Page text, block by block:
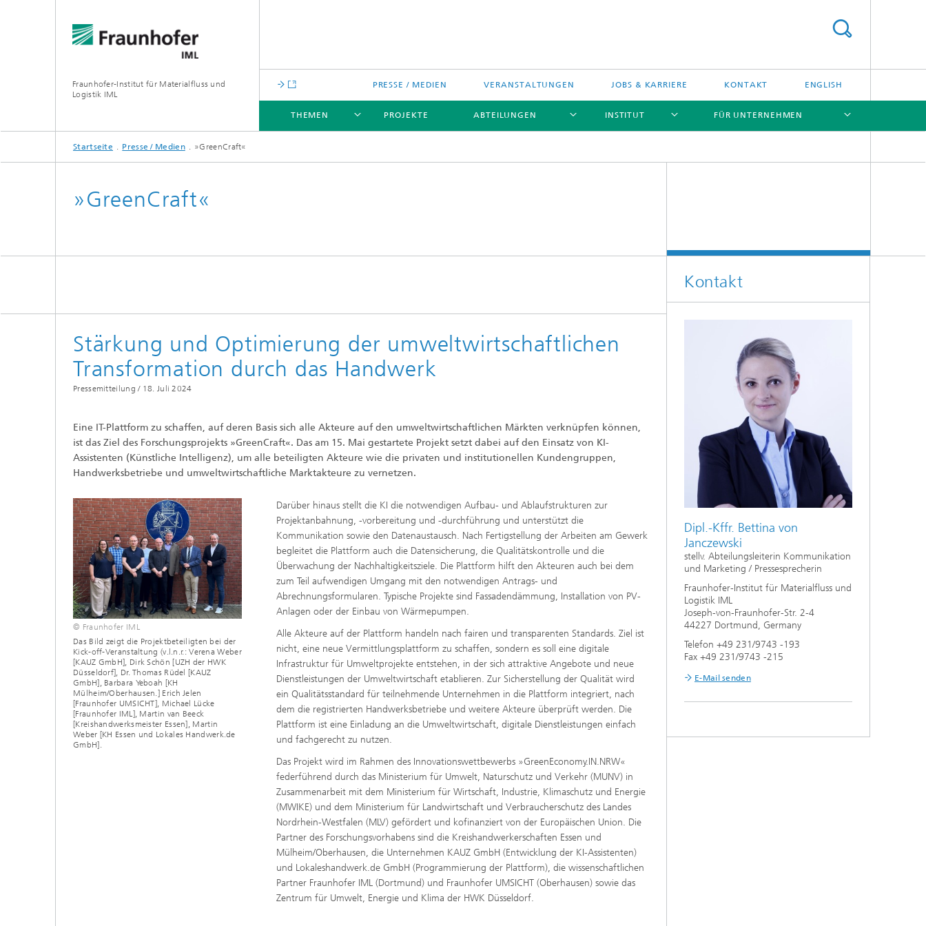
Fraunhofer-Institut für Materialfluss und
Logistik IML
PRESSE / MEDIEN VERANSTALTUNGEN JOBS & KARRIERE KONTAKT ENGLISH
THEMEN
THEMEN
PROJEKTE ABTEILUNGEN
ABTEILUNGEN
INSTITUT
INSTITUT
FÜR UNTERNEHMEN
FÜR UNTERNEHMEN
Startseite Presse / Medien »GreenCraft«
»GreenCraft«
Stärkung und Optimierung der umweltwirtschaftlichen
Transformation durch das Handwerk
Pressemitteilung / 18. Juli 2024
Eine IT-Plattform zu schaffen, auf deren Basis sich alle Akteure auf den umweltwirtschaftlichen Märkten verknüpfen können,
ist das Ziel des Forschungsprojekts »GreenCraft«. Das am 15. Mai gestartete Projekt setzt dabei auf den Einsatz von KI-
Assistenten (Künstliche Intelligenz), um alle beteiligten Akteure wie die privaten und institutionellen Kundengruppen,
Handwerksbetriebe und umweltwirtschaftliche Marktakteure zu vernetzen.
© Fraunhofer IML
Das Bild zeigt die Projektbeteiligten bei der
Kick-off-Veranstaltung (v.l.n.r.: Verena Weber
[KAUZ GmbH], Dirk Schön [UZH der HWK
Düsseldorf], Dr. Thomas Rüdel [KAUZ
GmbH], Barbara Yeboah [KH
Mülheim/Oberhausen.] Erich Jelen
[Fraunhofer UMSICHT], Michael Lücke
[Fraunhofer IML], Martin van Beeck
[Kreishandwerksmeister Essen], Martin
Weber [KH Essen und Lokales Handwerk.de
GmbH].
Darüber hinaus stellt die KI die notwendigen Aufbau- und Ablaufstrukturen zur
Projektanbahnung, -vorbereitung und -durchführung und unterstützt die
Kommunikation sowie den Datenaustausch. Nach Fertigstellung der Arbeiten am Gewerk
begleitet die Plattform auch die Datensicherung, die Qualitätskontrolle und die
Überwachung der Nachhaltigkeitsziele. Die Plattform hilft den Akteuren auch bei dem
zum Teil aufwendigen Umgang mit den notwendigen Antrags- und
Abrechnungsformularen. Typische Projekte sind Fassadendämmung, Installation von PV-
Anlagen oder der Einbau von Wärmepumpen.
Alle Akteure auf der Plattform handeln nach fairen und transparenten Standards. Ziel ist
nicht, eine neue Vermittlungsplattform zu schaffen, sondern es soll eine digitale
Infrastruktur für Umweltprojekte entstehen, in der sich attraktive Angebote und neue
Dienstleistungen der Umweltwirtschaft etablieren. Zur Sicherstellung der Qualität wird
ein Qualitätsstandard für teilnehmende Unternehmen in die Plattform integriert, nach
dem die registrierten Handwerksbetriebe und weitere Akteure überprüft werden. Die
Plattform ist eine Einladung an die Umweltwirtschaft, digitale Dienstleistungen einfach
und fachgerecht zu nutzen.
Das Projekt wird im Rahmen des Innovationswettbewerbs »GreenEconomy.IN.NRW«
federführend durch das Ministerium für Umwelt, Naturschutz und Verkehr (MUNV) in
Zusammenarbeit mit dem Ministerium für Wirtschaft, Industrie, Klimaschutz und Energie
(MWIKE) und dem Ministerium für Landwirtschaft und Verbraucherschutz des Landes
Nordrhein-Westfalen (MLV) gefördert und kofinanziert von der Europäischen Union. Die
Partner des Forschungsvorhabens sind die Kreishandwerkerschaften Essen und
Mülheim/Oberhausen, die Unternehmen KAUZ GmbH (Entwicklung der KI-Assistenten)
und Lokaleshandwerk.de GmbH (Programmierung der Plattform), die wissenschaftlichen
Partner Fraunhofer IML (Dortmund) und Fraunhofer UMSICHT (Oberhausen) sowie das
Zentrum für Umwelt, Energie und Klima der HWK Düsseldorf.
Kontakt
Dipl.-Kffr. Bettina von
Janczewski
stellv. Abteilungsleiterin Kommunikation
und Marketing / Pressesprecherin
Fraunhofer-Institut für Materialfluss und
Logistik IML
Joseph-von-Fraunhofer-Str. 2-4
44227 Dortmund, Germany
Telefon +49 231/9743 -193
Fax +49 231/9743 -215
E-Mail senden